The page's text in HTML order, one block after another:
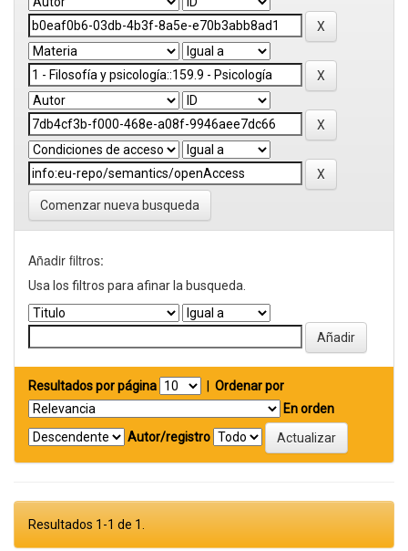
Comenzar nueva busqueda
Añadir filtros:
Usa los filtros para afinar la busqueda.
Resultados por página
Ordenar por
En orden
Autor/registro
Resultados 1-1 de 1.